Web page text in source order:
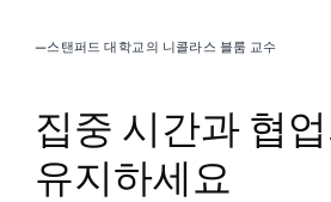
—스탠퍼드 대학교의 니콜라스 블룸 교수
집중 시간과 협
유지하세요